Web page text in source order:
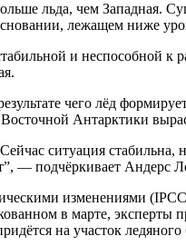
льда, чем Западная.
лежащем ниже
и
чего лёд
Антарктики
ситуация
— подчёркивает Андерс
изменениями
в марте, эксперты
на участок